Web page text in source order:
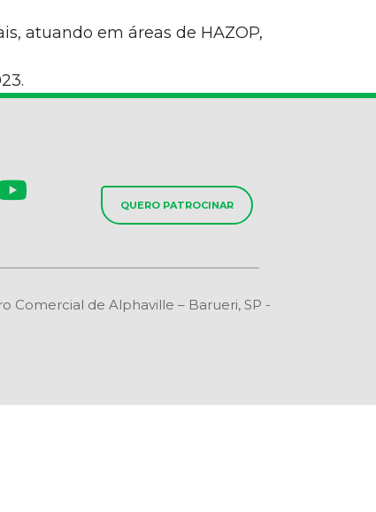
atuando em áreas de HAZOP,
QUERO PATROCINAR
Comercial de Alphaville – Barueri, SP -